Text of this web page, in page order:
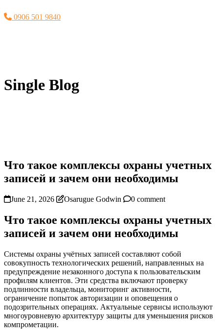
0906 501 9840
Single Blog
Что такое комплексы охраны учетных
записей и зачем они необходимы
June 21, 2026 Osarugue Godwin 0 comment
Что такое комплексы охраны учетных
записей и зачем они необходимы
Системы охраны учётных записей составляют собой
совокупность технологических решений, направленных на
предупреждение незаконного доступа к пользовательским
профилям клиентов. Эти средства включают проверку
подлинности владельца, мониторинг активности,
ограничение попыток авторизации и оповещения о
подозрительных операциях. Актуальные сервисы используют
многоуровневую архитектуру защиты для уменьшения рисков
компрометации.